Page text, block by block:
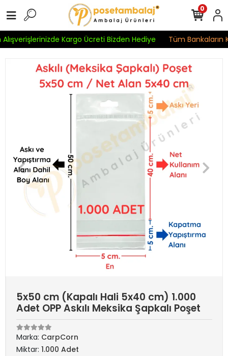
Kargo Ücreti Bizden Hediye Tüm Bankaların
0
5x50 cm (Kapalı Hali 5x40 cm) 1.000
Adet OPP Askılı Meksika Şapkalı Poşet
Marka: CarpCorn
Miktar: 1.000 Adet